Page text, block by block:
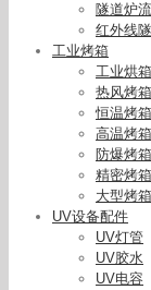
隧道炉
红外线
工业烤箱
工业烘箱
热风烤箱
恒温烤箱
高温烤箱
防爆烤箱
精密烤箱
大型烤箱
UV设备配件
UV灯管
UV胶水
UV电容
石英透镜_